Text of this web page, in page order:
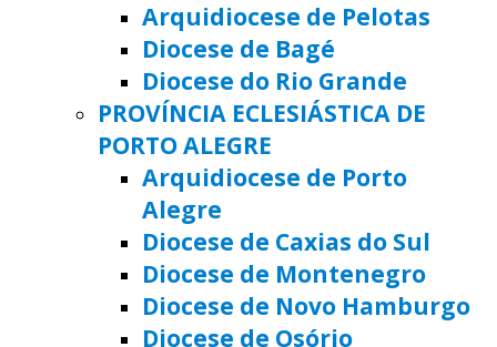
Arquidiocese de Pelotas
Diocese de Bagé
Diocese do Rio Grande
PROVÍNCIA ECLESIÁSTICA DE
PORTO ALEGRE
Arquidiocese de Porto
Alegre
Diocese de Caxias do Sul
Diocese de Montenegro
Diocese de Novo Hamburgo
Diocese de Osório